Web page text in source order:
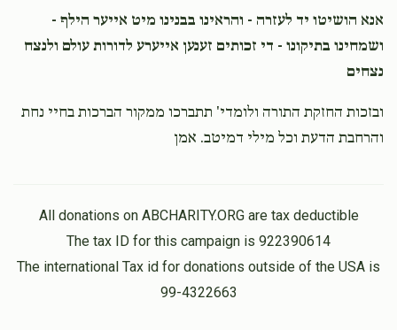
אנא הושיטו יד לעזרה - והראינו בבנינו מיט אייער הילף -
ושמחינו בתיקונו - די זכותים זענען אייערע לדורות עולם ולנצח
נצחים
ובזכות החזקת התורה ולומדי' תתברכו ממקור הברכות בחיי נחת
והרחבת הדעת וכל מילי דמיטב. אמן
All donations on ABCHARITY.ORG are tax deductible
The tax ID for this campaign is 922390614
The international Tax id for donations outside of the USA is
99-4322663